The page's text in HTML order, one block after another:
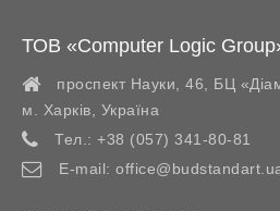
ТОВ «Computer Logic
проспект Науки, 46, БЦ
м. Харків
Україна
Тел.: +38 (057) 341-80-81
E-mail: